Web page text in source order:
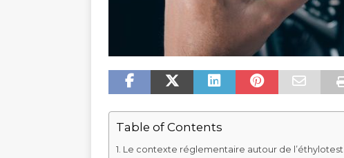
Table of Contents
Le contexte réglementaire autour de l’éthylotest